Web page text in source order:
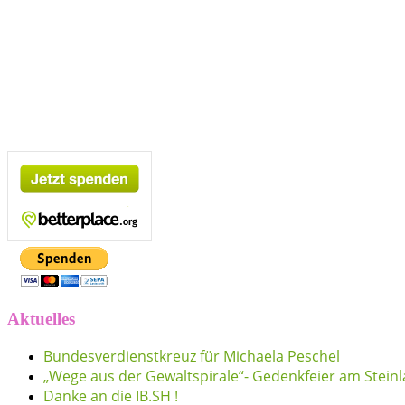
Aktuelles
Bundesverdienstkreuz für Michaela Peschel
„Wege aus der Gewaltspirale“- Gedenkfeier am
Danke an die IB.SH !